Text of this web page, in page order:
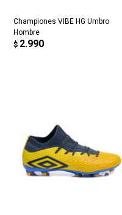
Championes VIBE HG Umbro
Hombre
$ 2.990